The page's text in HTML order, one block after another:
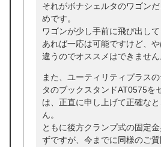
それがボナシェルタのワゴン
めです。
ワゴンが少し手前に飛び出し
あれば一応は可能ですけど、
違うのでオススメはできません
また、ユーティリティプラス
タのブックスタンドAT0575を
は、正直に申し上げて正確な
ん。
ともに後方クランプ式の固定
ずですが、今までに同様のご